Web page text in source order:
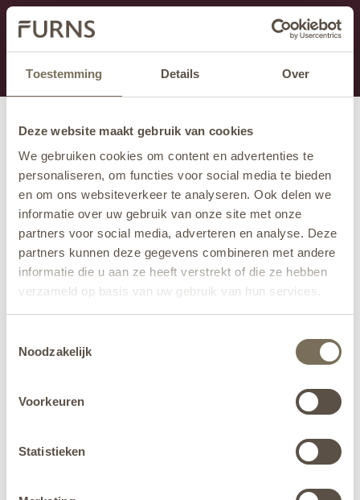
Toestemming Details Over
Deze website maakt gebruik van cookies
We gebruiken cookies om content en advertenties te
personaliseren, om functies voor social media te bieden
en om ons websiteverkeer te analyseren. Ook delen we
informatie over uw gebruik van onze site met onze
partners voor social media, adverteren en analyse. Deze
partners kunnen deze gegevens combineren met andere
informatie die u aan ze heeft verstrekt of die ze hebben
verzameld op basis van uw gebruik van hun services.
jehier.
Noodzakelijk
Voorkeuren
Statistieken
Dit onderdeel is momenteel in onderhoud.
Als je informatie mist kun je ons bellen +31 413 274
168 of mailen
info@furns.com